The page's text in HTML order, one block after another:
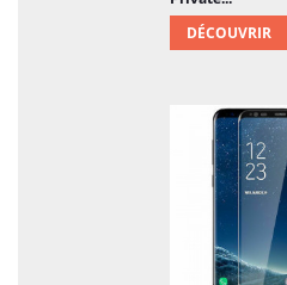
DÉCOUVRIR